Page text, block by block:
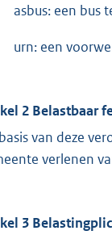
asbus: een bus
urn: een
2 Belastbaar
van deze
verlenen
3